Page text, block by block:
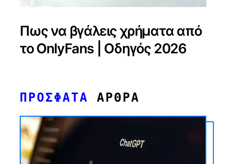
Πως να βγάλεις χρήματα από
το OnlyFans | Οδηγός 2026
ΠΡΟΣΦΑΤΑ ΑΡΘΡΑ